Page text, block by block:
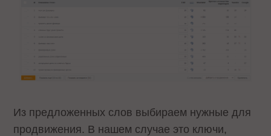
Из предложенных слов выбираем нужные для
продвижения. В нашем случае это ключи,